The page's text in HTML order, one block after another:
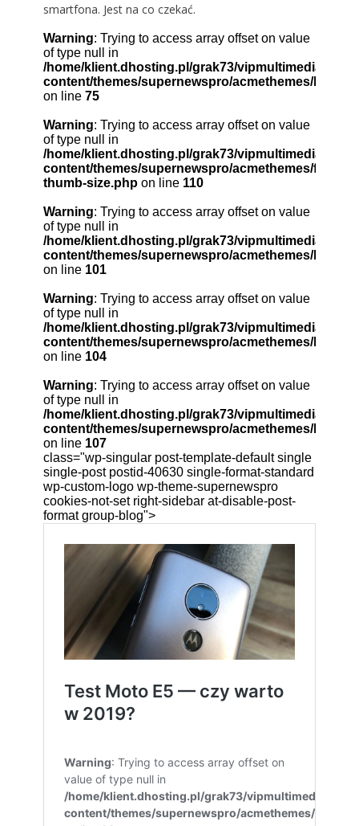
smartfona. Jest na co czekać.